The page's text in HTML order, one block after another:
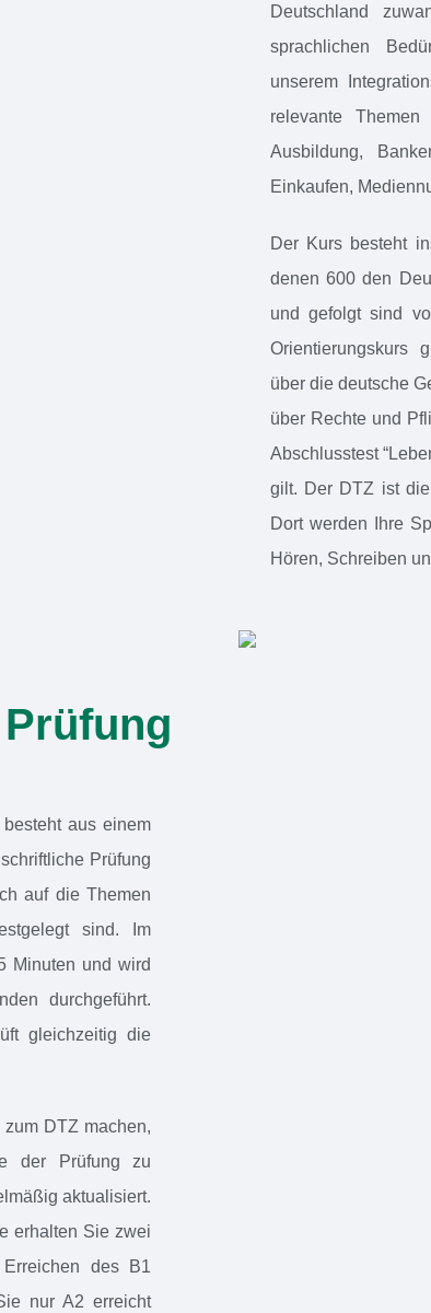
Deutschland
sprachlichen
unserem
relevante
Ausbildung,
Einkaufen,
Der Kurs besteht
denen 600 den
und gefolgt sind
Orientierungskurs
über die deutsche
über Rechte und
Abschlusstest
gilt. Der DTZ ist
Dort werden Ihre
Hören, Schreiben
aus einem
Prüfung
auf die Themen
sind. Im
Minuten und wird
durchgeführt.
gleichzeitig die
DTZ machen,
der Prüfung zu
aktualisiert.
erhalten Sie zwei
des B1
nur A2 erreicht